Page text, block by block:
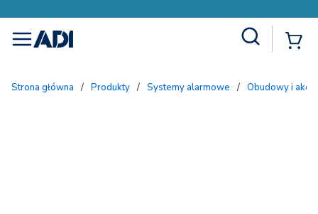
menu
Strona główna / Produkty / Systemy alarmowe / Obudowy i